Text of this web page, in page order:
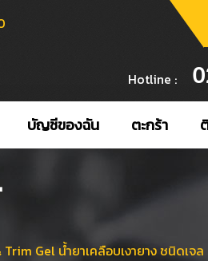
Hotline :
บัญชีของฉัน ตะกร้า
Gel น้ำยาเคลือบเงายาง ชนิดเ